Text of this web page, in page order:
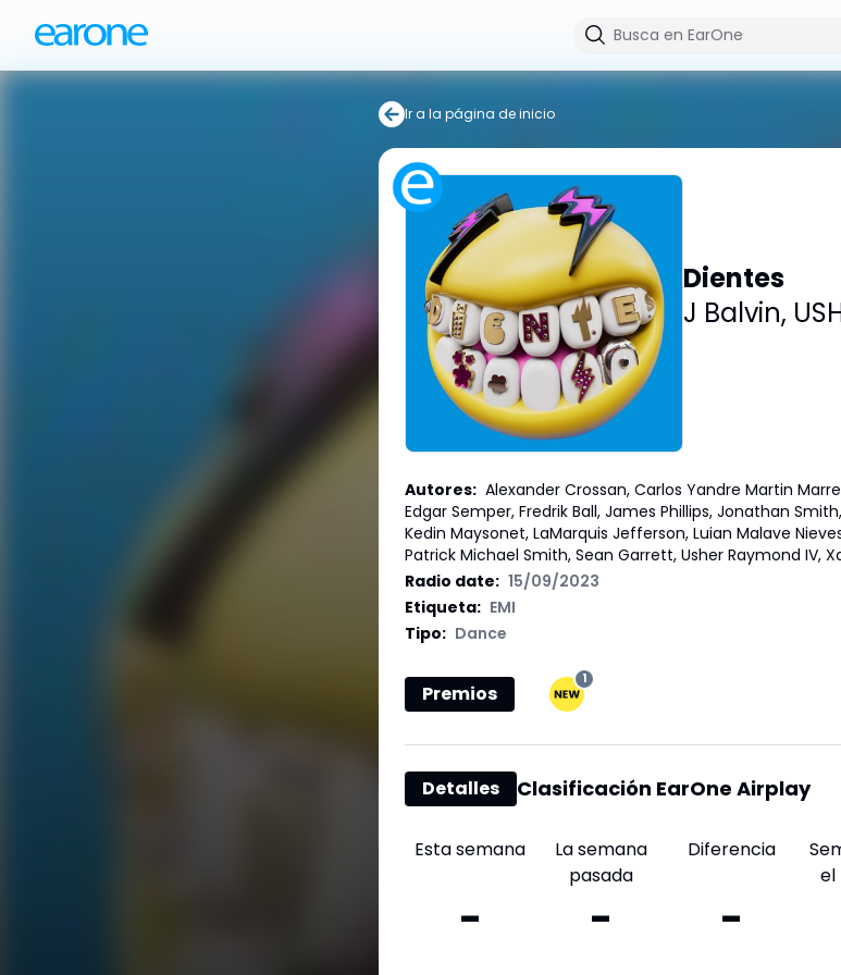
Ir a la página de inicio
Dientes
J Balvin,
Autores: Alexander Crossan, Carlos Yandre Martin
Edgar Semper, Fredrik Ball, James Phillips, Jonathan
Kedin Maysonet, LaMarquis Jefferson, Luian Malave
Patrick Michael Smith, Sean Garrett, Usher Raymond IV,
Radio date: 15/09/2023
Etiqueta: EMI
Tipo: Dance
Premios
1
Detalles Clasificación EarOne Airplay
Esta semana
-
La semana
pasada
-
Diferencia
-
el